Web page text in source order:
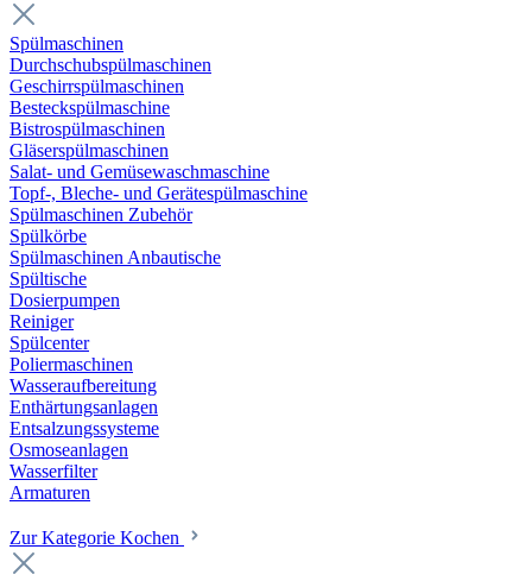
Spülmaschinen
Durchschubspülmaschinen
Geschirrspülmaschinen
Besteckspülmaschine
Bistrospülmaschinen
Gläserspülmaschinen
Salat- und Gemüsewaschmaschine
Topf-, Bleche- und Gerätespülmaschine
Spülmaschinen Zubehör
Spülkörbe
Spülmaschinen Anbautische
Spültische
Dosierpumpen
Reiniger
Spülcenter
Poliermaschinen
Wasseraufbereitung
Enthärtungsanlagen
Entsalzungssysteme
Osmoseanlagen
Wasserfilter
Armaturen
Zur Kategorie Kochen